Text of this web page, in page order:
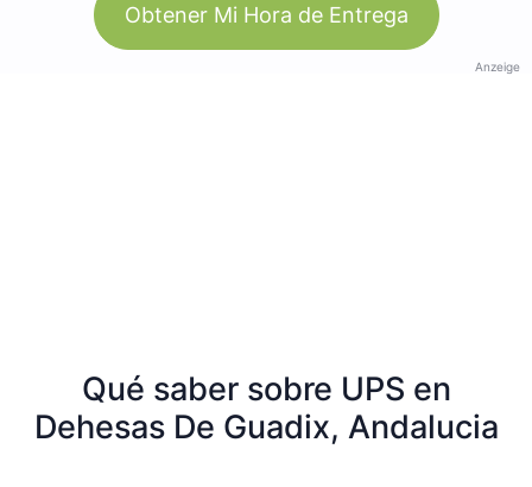
Obtener Mi Hora de Entrega
Anzeige
Qué saber sobre UPS en
Dehesas De Guadix, Andalucia